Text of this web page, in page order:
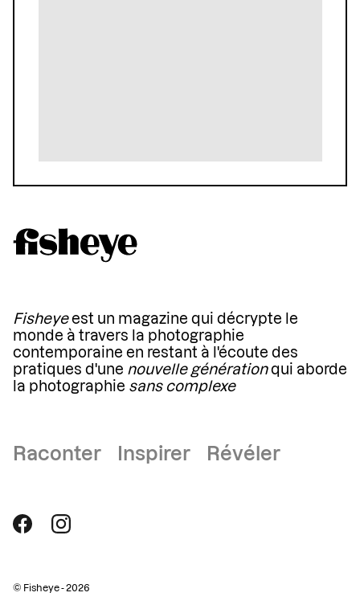
Fisheyeest un magazine qui décrypte le
monde à travers la photographie
contemporaine en restant à l'écoute des
pratiques d'une nouvelle générationqui aborde
la photographie sans complexe
Raconter Inspirer Révéler
© Fisheye - 2026